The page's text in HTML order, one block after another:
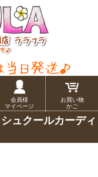
会員様
マイページ
お買い物
かご
ュクールカーディ